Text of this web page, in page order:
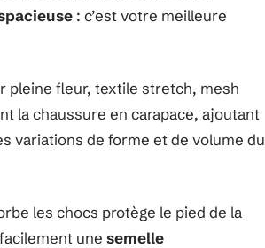
: c’est votre meilleure
pleine fleur, textile stretch, mesh
la chaussure en carapace, ajoutant
variations de forme et de volume du
les chocs protège le pied de la
une semelle